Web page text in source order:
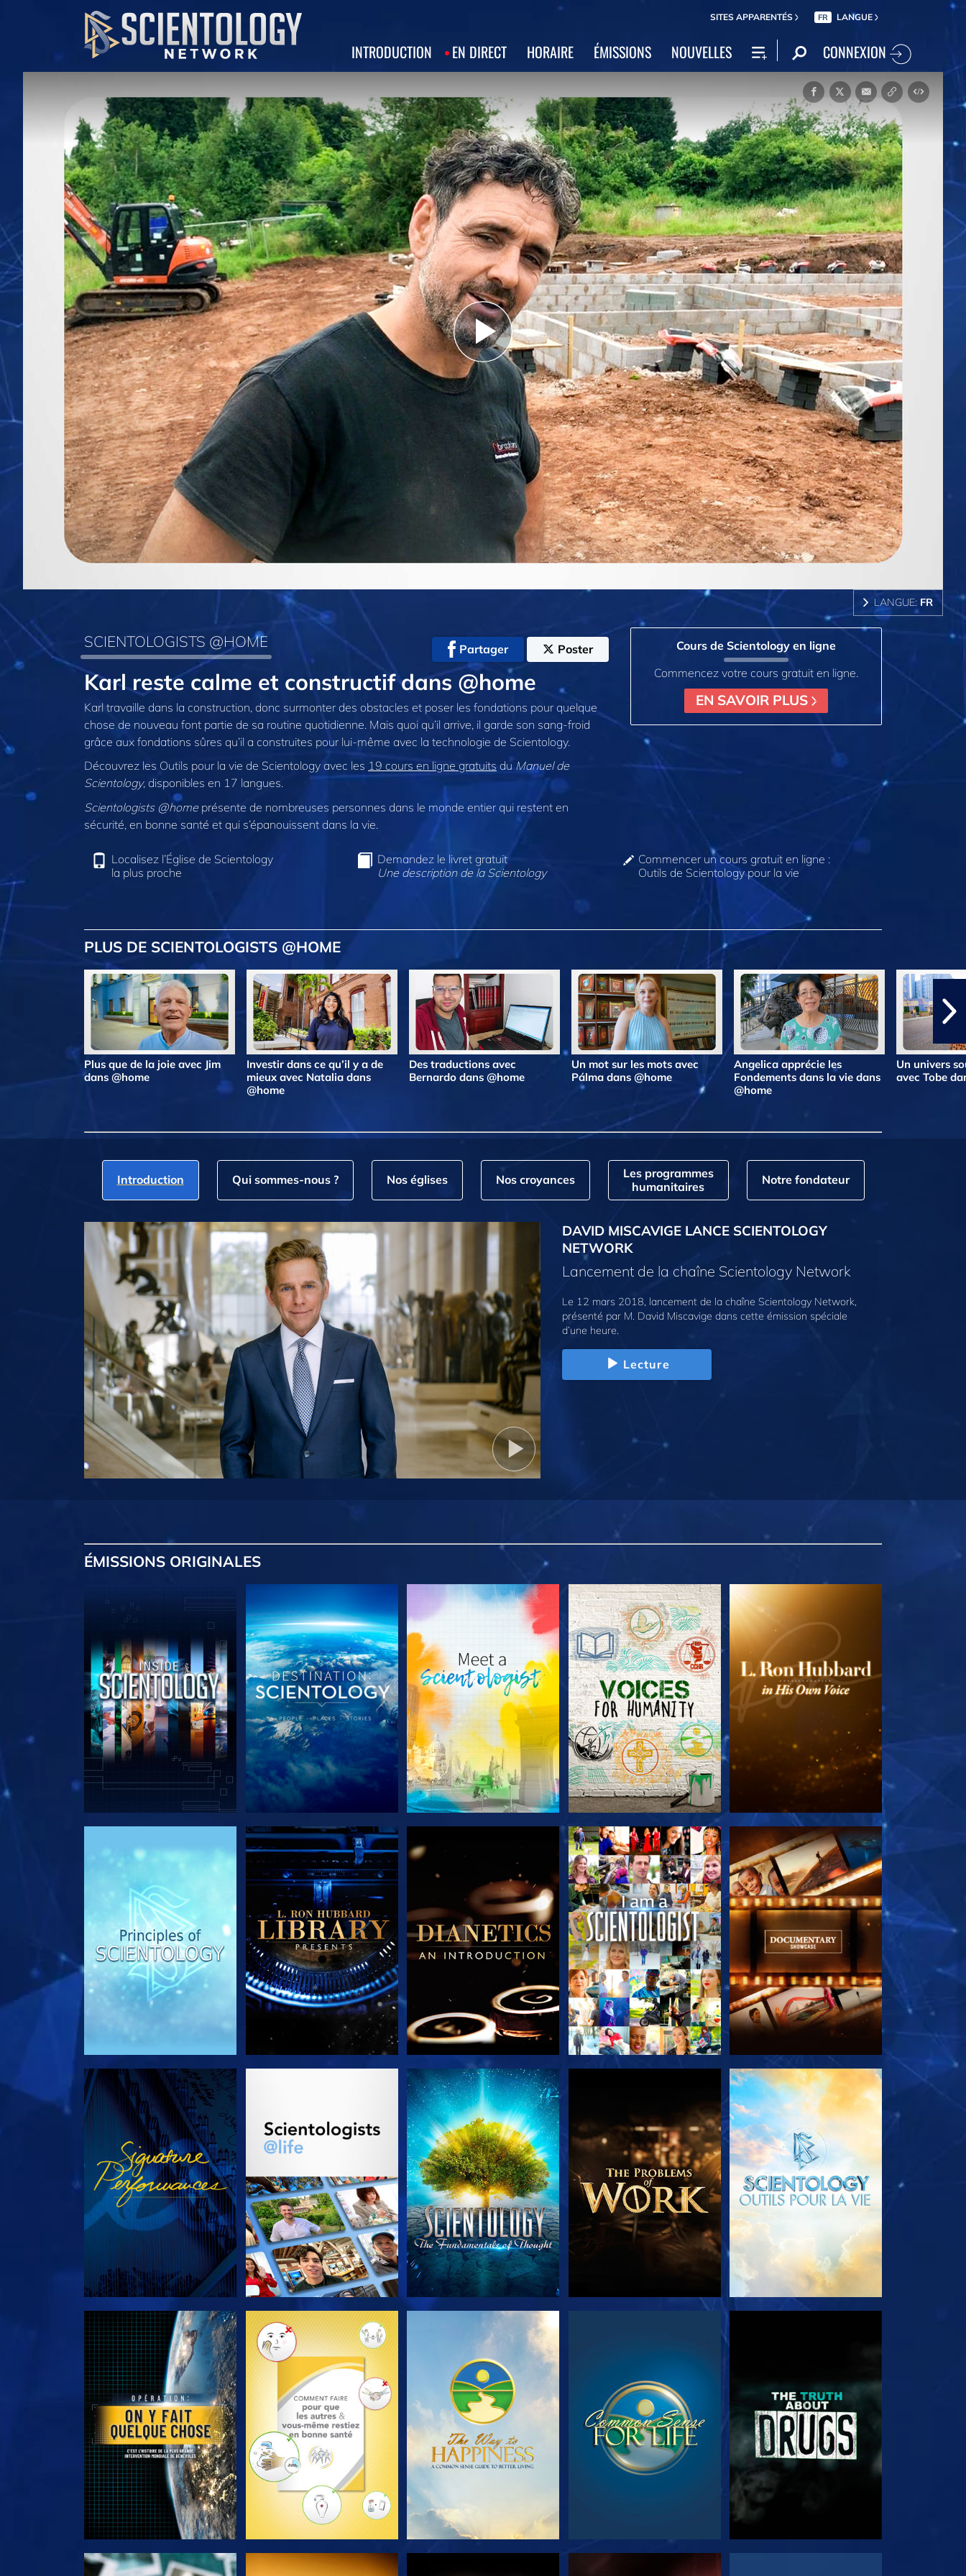
SITES APPARENTÉS FR LANGUE
INTRODUCTION EN DIRECT HORAIRE ÉMISSIONS NOUVELLES CONNEXION
Play
Video
LANGUE: FR
SCIENTOLOGISTS @HOME Partager Poster
Karl reste calme et constructif dans @home
Karl travaille dans la construction, donc surmonter des obstacles et poser les fondations pour quelque
chose de nouveau font partie de sa routine quotidienne. Mais quoi qu’il arrive, il garde son sang-froid
grâce aux fondations sûres qu’il a construites pour lui-même avec la technologie de Scientology.
Découvrez les Outils pour la vie de Scientology avec les 19 cours en ligne gratuitsduManuel de
Scientology, disponibles en 17 langues.
Scientologists @homeprésente de nombreuses personnes dans le monde entier qui restent en
sécurité, en bonne santé et qui s’épanouissent dans la vie.
Cours de Scientology en ligne
Commencez votre cours gratuit en ligne.
EN SAVOIR PLUS
Localisez l’Église de Scientology
la plus proche
Demandez le livret gratuit
Une description de la Scientology
Commencer un cours gratuit en ligne :
Outils de Scientology pour la vie
PLUS DE SCIENTOLOGISTS @HOME
Plus que de la joie avec Jim
dans @home
Investir dans ce qu’il y a de
mieux avec Natalia dans
@home
Des traductions avec
Bernardo dans @home
Un mot sur les mots avec
Pálma dans @home
Angelica apprécie les
Fondements dans la vie dans
@home
Un univers
avec Tobe
Introduction Qui sommes‑nous ? Nos églises Nos croyances
Les programmes
humanitaires
Notre fondateur
DAVID MISCAVIGE LANCE SCIENTOLOGY
NETWORK
Lancement de la chaîne Scientology Network
Le 12 mars 2018, lancement de la chaîne Scientology Network,
présenté par M. David Miscavige dans cette émission spéciale
d’une heure.
Lecture
ÉMISSIONS ORIGINALES
DÉCOUVRIR LES SÉRIES DÉCOUVRIR LES SÉRIES DÉCOUVRIR LES SÉRIES DÉCOUVRIR LES SÉRIES DÉCOUVRIR LES SÉRIES
REGARDER REGARDER DÉCOUVRIR LES SÉRIES DÉCOUVRIR LES SÉRIES
DÉCOUVRIR LES SÉRIES DÉCOUVRIR LES SÉRIES